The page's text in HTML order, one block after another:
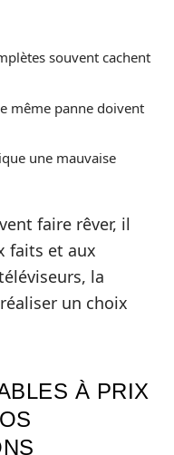
souvent cachent
même panne doivent
une mauvaise
faire rêver, il
faits et aux
la
un choix
À PRIX